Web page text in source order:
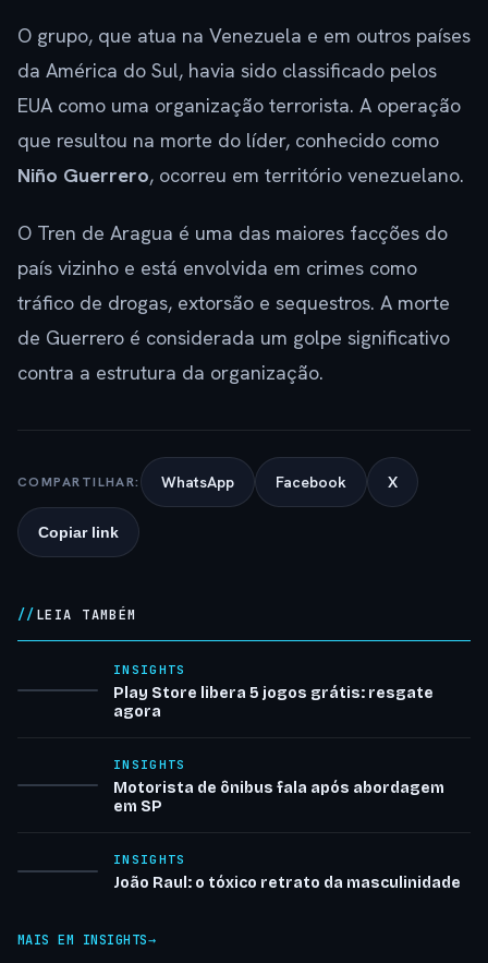
O grupo, que atua na Venezuela e em outros países
da América do Sul, havia sido classificado pelos
EUA como uma organização terrorista. A operação
que resultou na morte do líder, conhecido como
Niño Guerrero, ocorreu em território venezuelano.
O Tren de Aragua é uma das maiores facções do
país vizinho e está envolvida em crimes como
tráfico de drogas, extorsão e sequestros. A morte
de Guerrero é considerada um golpe significativo
contra a estrutura da organização.
COMPARTILHAR: WhatsApp Facebook X
Copiar link
LEIA TAMBÉM
INSIGHTS
Play Store libera 5 jogos grátis: resgate
agora
INSIGHTS
Motorista de ônibus fala após abordagem
em SP
INSIGHTS
João Raul: o tóxico retrato da masculinidade
MAIS EM INSIGHTS